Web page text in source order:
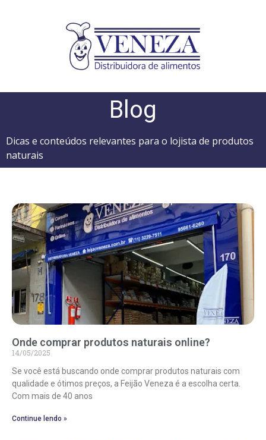
Blog
Dicas e conteúdos relevantes para o lojista de produtos
naturais
Onde comprar produtos naturais online?
14/05/2025
Se você está buscando onde comprar produtos naturais com
qualidade e ótimos preços, a Feijão Veneza é a escolha certa.
Com mais de 40 anos
Continue lendo »